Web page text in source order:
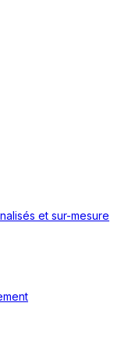
et sur-mesure